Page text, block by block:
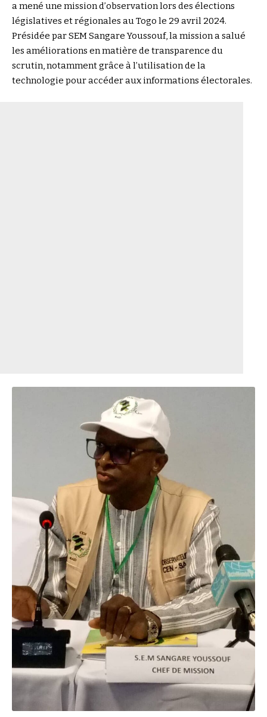
a mené une mission d’observation lors des élections
législatives et régionales au Togo le 29 avril 2024.
Présidée par SEM Sangare Youssouf, la mission a salué
les améliorations en matière de transparence du
scrutin, notamment grâce à l’utilisation de la
technologie pour accéder aux informations électorales.